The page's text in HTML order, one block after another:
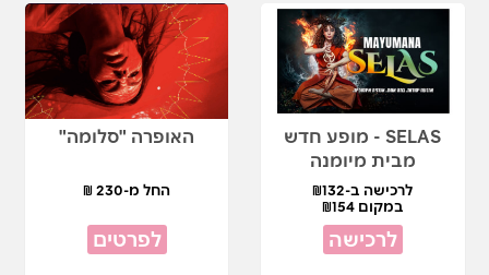
SELAS - מופע חדש
מבית מיומנה
לרכישה ב-₪132
במקום ₪154
לרכישה
האופרה "סלומה"
החל מ-230 ₪
לפרטים